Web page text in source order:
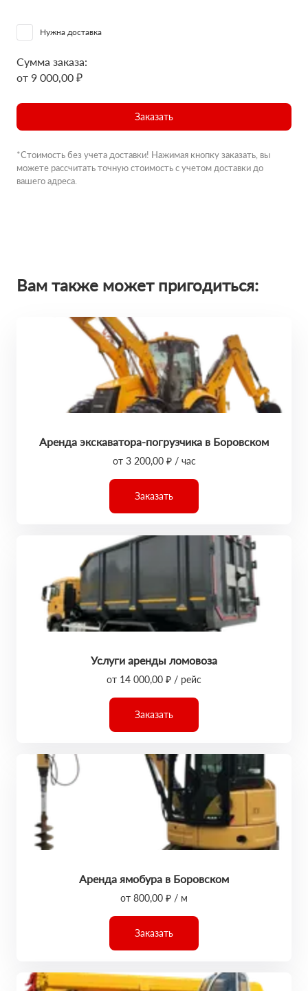
Нужна доставка
Сумма заказа:
от 9 000,00 ₽
Заказать
*Стоимость без учета доставки! Нажимая кнопку заказать, вы
можете рассчитать точную стоимость с учетом доставки до
вашего адреса.
Вам также может пригодиться:
Аренда экскаватора-погрузчика в Боровском
от 3 200,00 ₽ / час
Заказать
Услуги аренды ломовоза
от 14 000,00 ₽ / рейс
Заказать
Аренда ямобура в Боровском
от 800,00 ₽ / м
Заказать